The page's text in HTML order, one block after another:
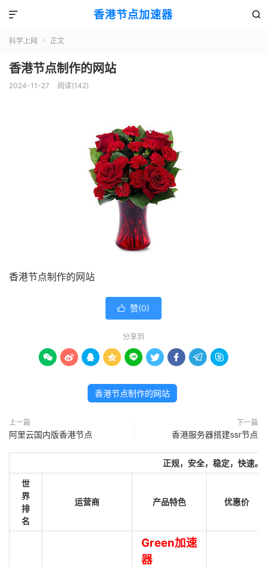
香港节点加速器 

科学上网  正文
香港节点制作的网站
2024-11-27 阅读(142)
香港节点制作的网站
 赞(0)
分享到
        
香港节点制作的网站
上一篇
阿里云国内版香港节点
下一篇
香港服务器搭建ssr节点
正规，安全，稳定，快速。
世
界
排
名
运营商 产品特色 优惠价
Green加速
器